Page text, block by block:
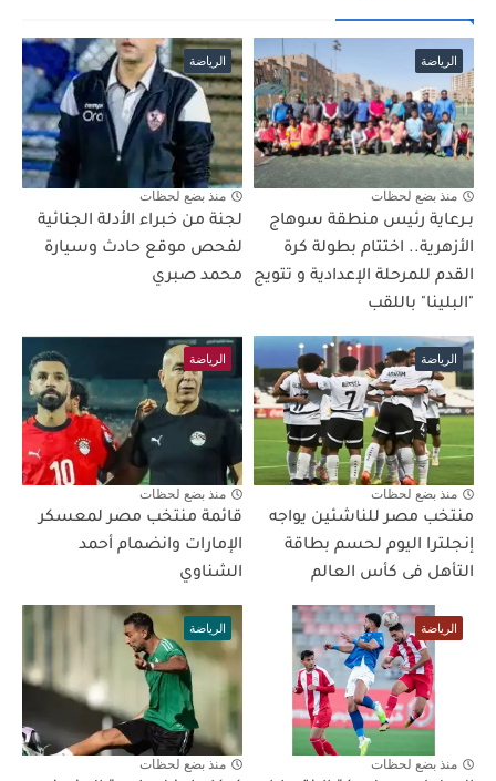
الرياضة
منذ بضع لحظات
بـرعاية رئيس منطقة سوهاج
الأزهرية.. اختتام بطولة كرة
القدم للمرحلة الإعدادية و تتويج
"البلينا" باللقب
الرياضة
منذ بضع لحظات
لجنة من خبراء الأدلة الجنائية
لفحص موقع حادث وسيارة
محمد صبري
الرياضة
منذ بضع لحظات
منتخب مصر للناشئين يواجه
إنجلترا اليوم لحسم بطاقة
التأهل فى كأس العالم
الرياضة
منذ بضع لحظات
قائمة منتخب مصر لمعسكر
الإمارات وانضمام أحمد
الشناوي
الرياضة
منذ بضع لحظات
الرياضة
منذ بضع لحظات